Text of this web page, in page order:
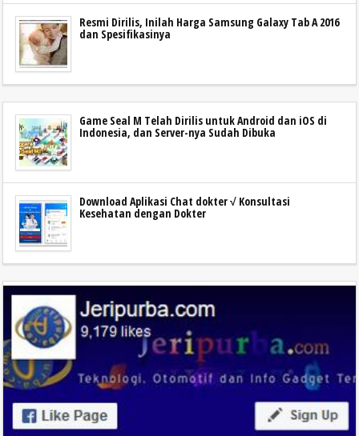
Resmi Dirilis, Inilah Harga Samsung Galaxy Tab A 2016
dan Spesifikasinya
Game Seal M Telah Dirilis untuk Android dan iOS di
Indonesia, dan Server-nya Sudah Dibuka
Download Aplikasi Chat dokter √ Konsultasi
Kesehatan dengan Dokter